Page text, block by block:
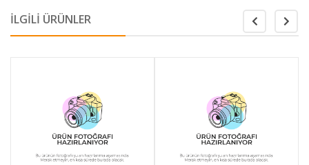
İLGİLİ ÜRÜNLER